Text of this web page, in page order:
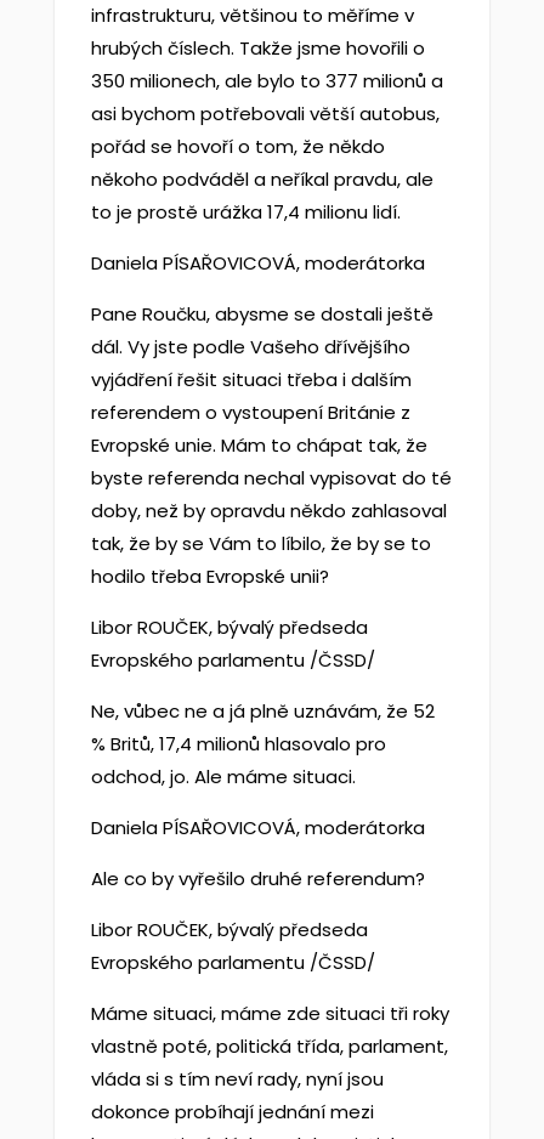
infrastrukturu, většinou to měříme v
hrubých číslech. Takže jsme hovořili o
350 milionech, ale bylo to 377 milionů a
asi bychom potřebovali větší autobus,
pořád se hovoří o tom, že někdo
někoho podváděl a neříkal pravdu, ale
to je prostě urážka 17,4 milionu lidí.
Daniela PÍSAŘOVICOVÁ, moderátorka
Pane Roučku, abysme se dostali ještě
dál. Vy jste podle Vašeho dřívějšího
vyjádření řešit situaci třeba i dalším
referendem o vystoupení Británie z
Evropské unie. Mám to chápat tak, že
byste referenda nechal vypisovat do té
doby, než by opravdu někdo zahlasoval
tak, že by se Vám to líbilo, že by se to
hodilo třeba Evropské unii?
Libor ROUČEK, bývalý předseda
Evropského parlamentu /ČSSD/
Ne, vůbec ne a já plně uznávám, že 52
% Britů, 17,4 milionů hlasovalo pro
odchod, jo. Ale máme situaci.
Daniela PÍSAŘOVICOVÁ, moderátorka
Ale co by vyřešilo druhé referendum?
Libor ROUČEK, bývalý předseda
Evropského parlamentu /ČSSD/
Máme situaci, máme zde situaci tři roky
vlastně poté, politická třída, parlament,
vláda si s tím neví rady, nyní jsou
dokonce probíhají jednání mezi